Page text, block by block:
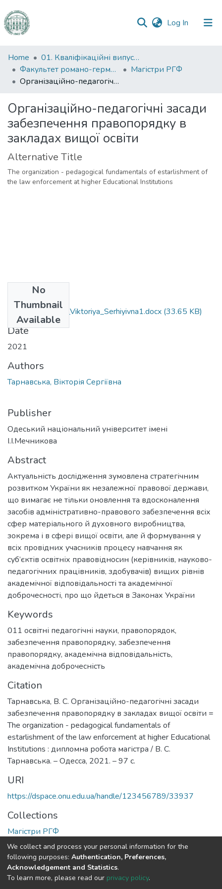
Log In (current)
Communities
&
Collections
Statistics
Home
01. Кваліфікаційні випускні роботи здобувачів вищої освіти
Факультет романо-германської філології
Магістри РГФ
Організаційно-педагогічні засади забезпечення правопорядку в закладах вищої освіти
Організаційно-педагогічні засади
забезпечення правопорядку в
закладах вищої освіти
Alternative Title
The organization - pedagogical fundamentals of estarlishment of
the law enforcement at higher Educational Institutions
No
Thumbnail
Available
+011_Tarnavs'ka_Viktoriya_Serhiyivna1.docx (33.65 KB)
Date
2021
Authors
Тарнавська, Вікторія Сергіївна
Publisher
Одеський національний університет імені
І.І.Мечникова
Abstract
Актуальність дослідження зумовлена стратегічним
розвитком України як незалежної правової держави,
що вимагає не тільки оновлення та вдосконалення
засобів адміністративно-правового забезпечення всіх
сфер матеріального й духовного виробництва,
зокрема і в сфері вищої освіти, але й формування у
всіх провідних учасників процесу навчання як
суб’єктів освітніх правовідносин (керівників, науково-
педагогічних працівників, здобувачів) вищих рівнів
академічної відповідальності та академічної
доброчесності, про що йдеться в Законах України
Keywords
011 освітні педагогічні науки, правопорядок,
забезпечення правопорядку, забезпечення
правопорядку, академічна відповідальність,
академічна доброчесність
Citation
Тарнавська, В. С. Організаційно-педагогічні засади
забезпечення правопорядку в закладах вищої освіти =
The organization - pedagogical fundamentals of
estarlishment of the law enforcement at higher Educational
Institutions : дипломна робота магістра / В. С.
Тарнавська. – Одесса, 2021. – 97 с.
URI
https://dspace.onu.edu.ua/handle/123456789/33937
Collections
Магістри РГФ
Full item page
DSpace software copyright © 2009-2026
We collect and process your personal information for the
following purposes: Authentication, Preferences,
Acknowledgement and Statistics.
To learn more, please read our privacy policy.